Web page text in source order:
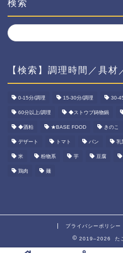
検索
【検索】調理時間／具材
0-15分/調理 15-30分/調理 30-
60分以上/調理 ◆ストウブ鋳物鍋
◆酒粕 ★BASE FOOD きのこ
デザート トマト パン 乳
米 粉物系 芋 豆腐
鶏肉 麺
プライバシーポリシー
2019–2026 た